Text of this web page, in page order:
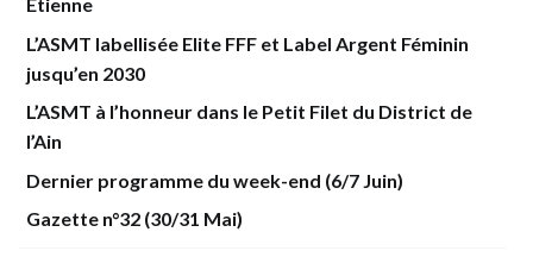
L’ASMT labellisée Elite FFF et Label Argent Féminin
jusqu’en 2030
L’ASMT à l’honneur dans le Petit Filet du District de
l’Ain
Dernier programme du week-end (6/7 Juin)
Gazette n°32 (30/31 Mai)